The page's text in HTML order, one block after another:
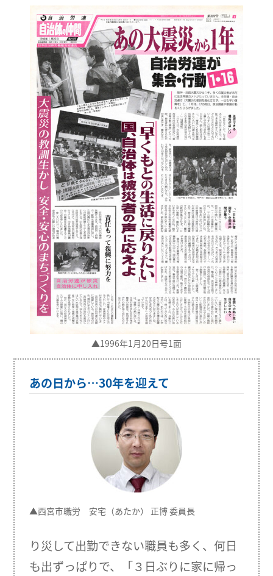
▲1996年1月20日号1面
あの日から…30年を迎えて
▲西宮市職労 安宅（あたか） 正博 委員長
り災して出勤できない職員も多く、何日
も出ずっぱりで、「３日ぶりに家に帰っ